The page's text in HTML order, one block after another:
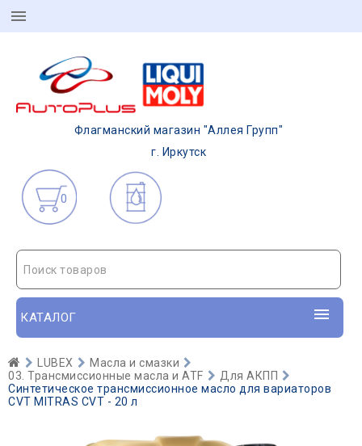
Флагманский магазин "Аллея Групп"
г. Иркутск
0
Поиск товаров
КАТАЛОГ
LUBEX
Масла и смазки
03. Трансмиссионные масла и ATF
Для АКПП
Синтетическое трансмиссионное масло для вариаторов
CVT MITRAS CVT - 20 л